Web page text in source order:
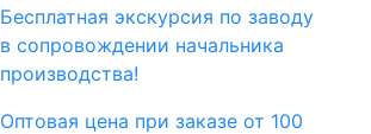
Бесплатная экскурсия по заводу
в сопровождении начальника
производства!
Оптовая цена при заказе от 100